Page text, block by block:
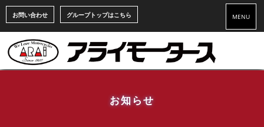
お問い合わせ グループトップはこちら MENU
お知らせ